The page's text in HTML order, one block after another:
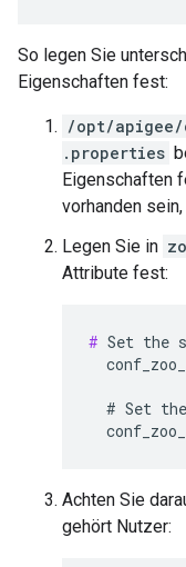
So legen Sie
Eigenschaften fest:
/opt/apigee/
.properties
Eigenschaften
vorhanden
Legen Sie in
Attribute fest:
# Set the
# Set
Achten Sie
gehört Nutzer: